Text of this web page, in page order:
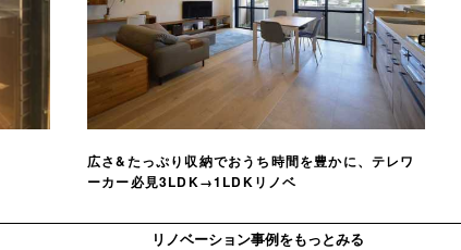
広さ&たっぷり収納でおうち時間を豊かに、テレワ
ーカー必見3LDK→1LDKリノベ
リノベーション事例をもっとみる